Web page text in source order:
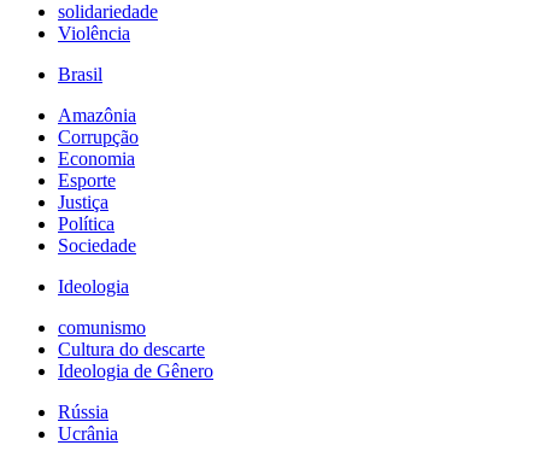
solidariedade
Violência
Brasil
Amazônia
Corrupção
Economia
Esporte
Justiça
Política
Sociedade
Ideologia
comunismo
Cultura do descarte
Ideologia de Gênero
Rússia
Ucrânia